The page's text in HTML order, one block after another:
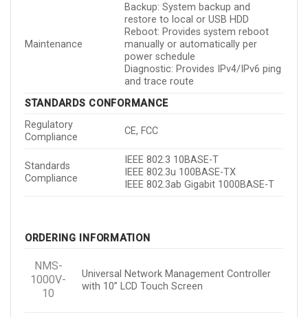
Maintenance
Backup: System backup and
restore to local or USB HDD
Reboot: Provides system reboot
manually or automatically per
power schedule
Diagnostic: Provides IPv4/IPv6 ping
and trace route
STANDARDS CONFORMANCE
Regulatory
Compliance
CE, FCC
Standards
Compliance
IEEE 802.3 10BASE-T
IEEE 802.3u 100BASE-TX
IEEE 802.3ab Gigabit 1000BASE-T
ORDERING INFORMATION
NMS-
1000V-
10
Universal Network Management Controller
with 10” LCD Touch Screen